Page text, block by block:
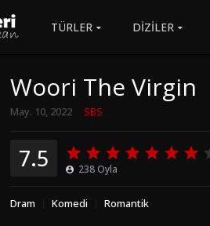
TÜRLER DİZİLER
Woori The Virgin
May. 10, 2022 SBS
7.5 238 Oyla
Dram Komedi Romantik